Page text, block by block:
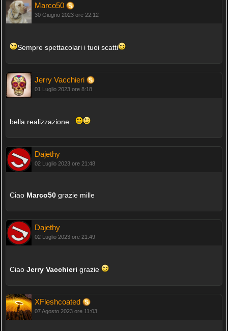
Marco50
30 Giugno 2023 ore 22:12
Sempre spettacolari i tuoi scatti
Jerry Vacchieri
01 Luglio 2023 ore 8:18
bella realizzazione...
Dajethy
02 Luglio 2023 ore 21:48
Ciao Marco50grazie mille
Dajethy
02 Luglio 2023 ore 21:49
CiaoJerry Vacchieri grazie
XFleshcoated
07 Agosto 2023 ore 11:03